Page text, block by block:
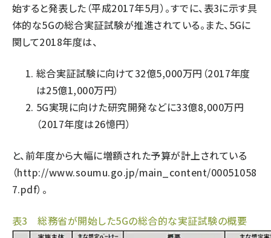
aitras (192)
タンデム (154)
始すると発表した（平成2017年5月）。すでに、表3に示す具
体的な5Gの総合実証試験が推進されている。また、5Gに
関して2018年度は、
総合実証試験に向けて32億5,000万円（2017年度
は25億1,000万円）
5G実現に向けた研究開発などに33億8,000万円
（2017年度は26憶円）
と、前年度から大幅に増額された予算が計上されている
（http://www.soumu.go.jp/main_content/00051058
7.pdf）。
表3 総務省が開始した5Gの総合的な実証試験の概要